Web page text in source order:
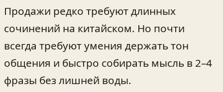
Продажи редко требуют длинных
сочинений на китайском. Но почти
всегда требуют умения держать тон
общения и быстро собирать мысль в 2–4
фразы без лишней воды.